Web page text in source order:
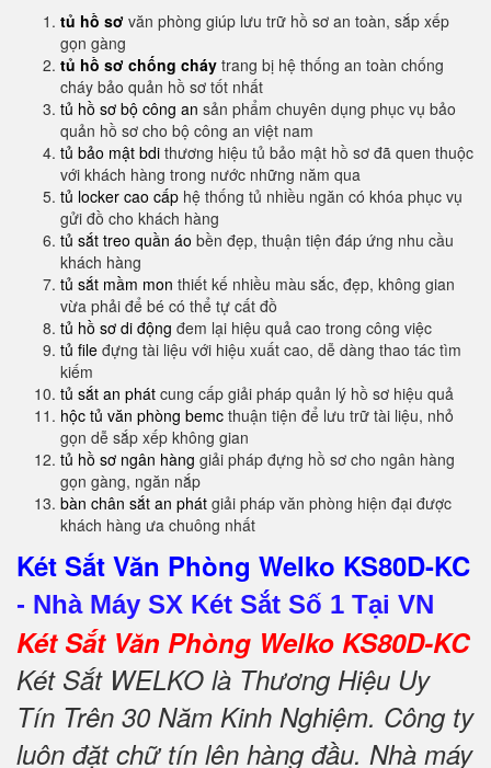
tủ hồ sơ văn phòng giúp lưu trữ hồ sơ an toàn, sắp xếp
gọn gàng
tủ hồ sơ chống cháy trang bị hệ thống an toàn chống
cháy bảo quản hồ sơ tốt nhất
tủ hồ sơ bộ công an sản phẩm chuyên dụng phục vụ bảo
quản hồ sơ cho bộ công an việt nam
tủ bảo mật bdi thương hiệu tủ bảo mật hồ sơ đã quen thuộc
với khách hàng trong nước những năm qua
tủ locker cao cấp hệ thống tủ nhiều ngăn có khóa phục vụ
gửi đồ cho khách hàng
tủ sắt treo quần áo bền đẹp, thuận tiện đáp ứng nhu cầu
khách hàng
tủ sắt mầm mon thiết kế nhiều màu sắc, đẹp, không gian
vừa phải để bé có thể tự cất đồ
tủ hồ sơ di động đem lại hiệu quả cao trong công việc
tủ file đựng tài liệu với hiệu xuất cao, dễ dàng thao tác tìm
kiếm
tủ sắt an phát cung cấp giải pháp quản lý hồ sơ hiệu quả
hộc tủ văn phòng bemc thuận tiện để lưu trữ tài liệu, nhỏ
gọn dễ sắp xếp không gian
tủ hồ sơ ngân hàng giải pháp đựng hồ sơ cho ngân hàng
gọn gàng, ngăn nắp
bàn chân sắt an phát giải pháp văn phòng hiện đại được
khách hàng ưa chuông nhất
Két Sắt Văn Phòng Welko KS80D-KC
- Nhà Máy SX Két Sắt Số 1 Tại VN
Két Sắt Văn Phòng Welko KS80D-KC
Két Sắt WELKO là Thương Hiệu Uy
Tín Trên 30 Năm Kinh Nghiệm. Công ty
luôn đặt chữ tín lên hàng đầu. Nhà máy